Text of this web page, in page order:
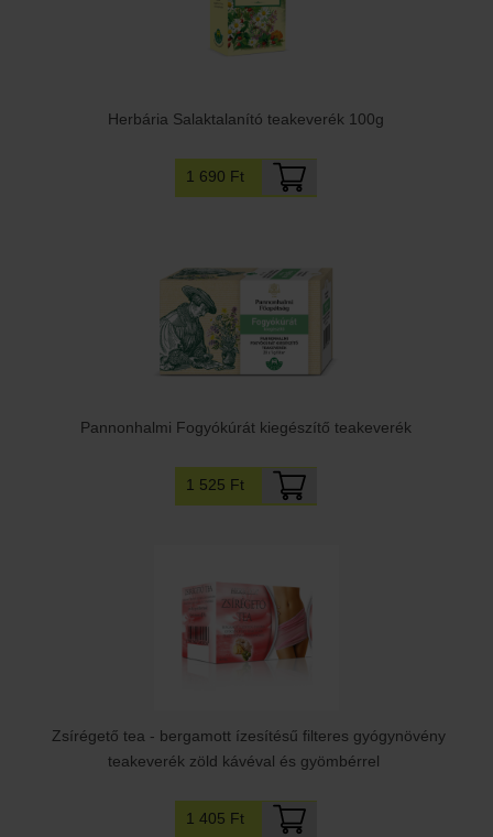
Herbária Salaktalanító teakeverék 100g
1 690 Ft
Pannonhalmi Fogyókúrát kiegészítő teakeverék
1 525 Ft
Zsírégető tea - bergamott ízesítésű filteres gyógynövény
teakeverék zöld kávéval és gyömbérrel
1 405 Ft